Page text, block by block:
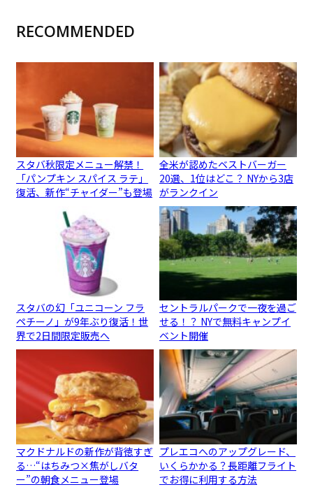
RECOMMENDED
スタバ秋限定メニュー解禁！
「パンプキン スパイス ラテ」
復活、新作“チャイダー”も登場
全米が認めたベストバーガー
20選、1位はどこ？ NYから3店
がランクイン
スタバの幻「ユニコーン フラ
ペチーノ」が9年ぶり復活！世
界で2日間限定販売へ
セントラルパークで一夜を過ご
せる！？ NYで無料キャンプイ
ベント開催
マクドナルドの新作が背徳すぎ
る…“はちみつ×焦がしバタ
ー”の朝食メニュー登場
プレエコへのアップグレード、
いくらかかる？長距離フライト
でお得に利用する方法